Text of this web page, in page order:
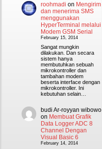
roohmadi on Mengirim
dan menerima SMS
menggunakan
HyperTerminal melalui
Modem GSM Serial
February 15, 2014
Sangat mungkin
dilakukan. Dan secara
sistem hanya
membutuhkan sebuah
mikrokontroller dan
tambahan modem
beserta interface dengan
mikrokontroller. Ini
kebutuhan selain…
budi Ar-royyan wibowo
on Membuat Grafik
Data Logger ADC 8
Channel Dengan
Visual Basic 6
February 14, 2014